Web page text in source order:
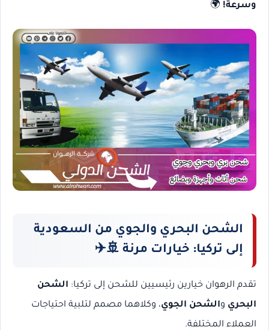
وسرعة! 🌍
الشحن البحري والجوي من السعودية
إلى تركيا: خيارات مرنة 🚢✈️
تقدم الرهوان خيارين رئيسيين للشحن إلى تركيا: الشحن
البحري والشحن الجوي، وكلاهما مصمم لتلبية احتياجات
العملاء المختلفة.